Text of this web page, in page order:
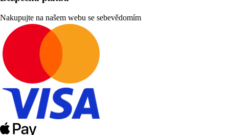
Nakupujte na našem webu se sebevědomím